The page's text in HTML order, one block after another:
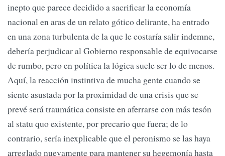
inepto que parece decidido a sacrificar la economía
nacional en aras de un relato gótico delirante, ha entrado
en una zona turbulenta de la que le costaría salir indemne,
debería perjudicar al Gobierno responsable de equivocarse
de rumbo, pero en política la lógica suele ser lo de menos.
Aquí, la reacción instintiva de mucha gente cuando se
siente asustada por la proximidad de una crisis que se
prevé será traumática consiste en aferrarse con más tesón
al statu quo existente, por precario que fuera; de lo
contrario, sería inexplicable que el peronismo se las haya
arreglado nuevamente para mantener su hegemonía hasta